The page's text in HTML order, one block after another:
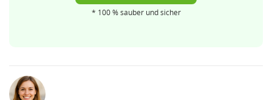
* 100 % sauber und sicher